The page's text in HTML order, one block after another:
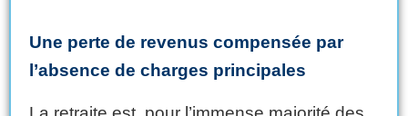
Une perte de revenus compensée par
l’absence de charges principales